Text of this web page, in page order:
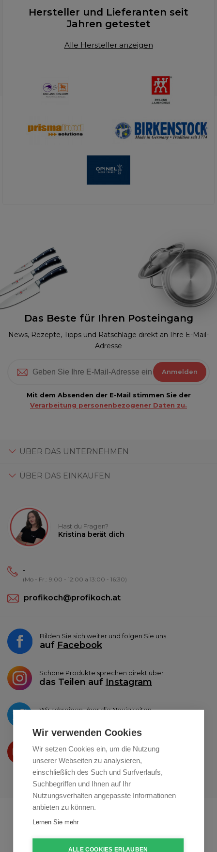
Wir verwenden Cookies
Wir setzen Cookies ein, um die Nutzung
unserer Webseiten zu analysieren,
einschließlich des Such und Surfverlaufs,
Suchbegriffen und Ihnen auf Ihr
Nutzungsverhalten angepasste Informationen
anbieten zu können.
Lernen Sie mehr
ALLE COOKIES ERLAUBEN
Hersteller und Lieferanten seit
Jahren getestet
Alle Hersteller anzeigen
Das Beste für Ihren Posteingang
News, Rezepte, Tipps und Ratschläge direkt an Ihre E-Mail-
Adresse
Anmelden
Mit dem Absenden der E-Mail stimmen Sie der
Verarbeitung personenbezogener Daten zu.
ÜBER DAS UNTERNEHMEN
ÜBER DAS EINKAUFEN
Hast du Fragen?
Kristina berät dich
-
(Mo - Fr.: 9:00 - 12:00 a 13:00 - 16:30)
profikoch@profikoch.at
Bilden Sie sich weiter und folgen Sie uns
auf Facebook
Schöne Produkte sprechen direkt über
das Teilen auf Instagram
Wir schreiben über die Neuigkeiten
Wir präsentieren Ihre produkte
Youtube
Profikuchar.sk